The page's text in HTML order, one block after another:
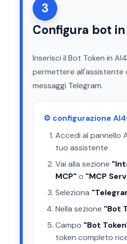
3
Configura bot
Inserisci il Bot Token in
permettere all'assistente
messaggi Telegram.
⚙️ configurazione
Accedi al pannello
tuo assistente
Vai alla sezione
MCP"o "MCP
Seleziona
Nella sezione "Bot
Campo "Bot
token completo